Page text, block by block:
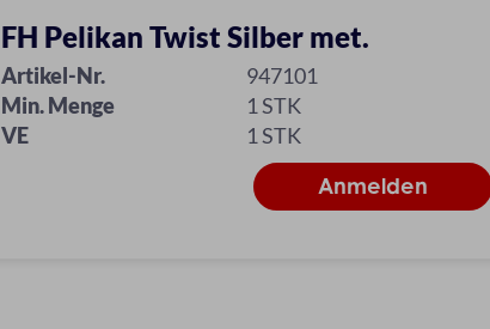
FH Pelikan Twist Silber met.
Artikel-Nr.
947101
Min. Menge
1 STK
VE
1 STK